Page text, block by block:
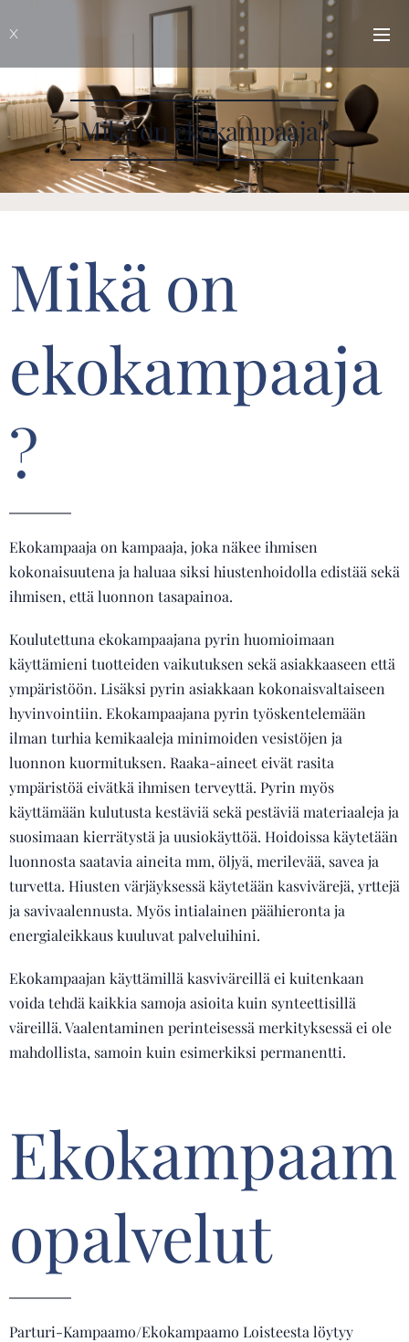
X
Mikä on ekokampaaja?
Mikä on
ekokampaaja
?
Ekokampaaja on kampaaja, joka näkee ihmisen
kokonaisuutena ja haluaa siksi hiustenhoidolla edistää sekä
ihmisen, että luonnon tasapainoa.
Koulutettuna ekokampaajana pyrin huomioimaan
käyttämieni tuotteiden vaikutuksen sekä asiakkaaseen että
ympäristöön. Lisäksi pyrin asiakkaan kokonaisvaltaiseen
hyvinvointiin. Ekokampaajana pyrin työskentelemään
ilman turhia kemikaaleja minimoiden vesistöjen ja
luonnon kuormituksen. Raaka-aineet eivät rasita
ympäristöä eivätkä ihmisen terveyttä. Pyrin myös
käyttämään kulutusta kestäviä sekä pestäviä materiaaleja ja
suosimaan kierrätystä ja uusiokäyttöä. Hoidoissa käytetään
luonnosta saatavia aineita mm, öljyä, merilevää, savea ja
turvetta. Hiusten värjäyksessä käytetään kasvivärejä, yrttejä
ja savivaalennusta. Myös intialainen päähieronta ja
energialeikkaus kuuluvat palveluihini.
Ekokampaajan käyttämillä kasviväreillä ei kuitenkaan
voida tehdä kaikkia samoja asioita kuin synteettisillä
väreillä. Vaalentaminen perinteisessä merkityksessä ei ole
mahdollista, samoin kuin esimerkiksi permanentti.
Ekokampaam
opalvelut
Parturi-Kampaamo/Ekokampaamo Loisteesta löytyy